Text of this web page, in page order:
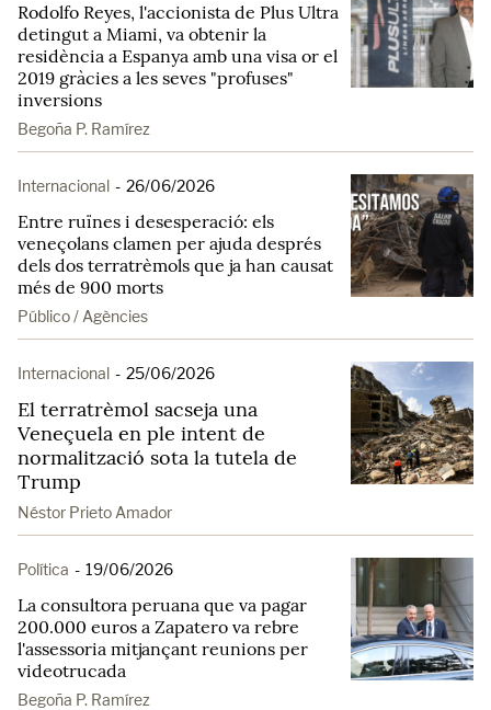
Rodolfo Reyes, l'accionista de Plus Ultra
detingut a Miami, va obtenir la
residència a Espanya amb una visa or el
2019 gràcies a les seves "profuses"
inversions
Begoña P. Ramírez
Internacional - 26/06/2026
Entre ruïnes i desesperació: els
veneçolans clamen per ajuda després
dels dos terratrèmols que ja han causat
més de 900 morts
Público / Agències
Internacional - 25/06/2026
El terratrèmol sacseja una
Veneçuela en ple intent de
normalització sota la tutela de
Trump
Néstor Prieto Amador
Política - 19/06/2026
La consultora peruana que va pagar
200.000 euros a Zapatero va rebre
l'assessoria mitjançant reunions per
videotrucada
Begoña P. Ramírez